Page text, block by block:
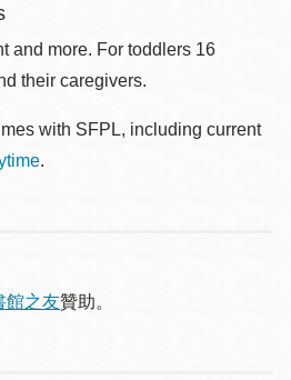
and more. For toddlers 16
their caregivers.
with SFPL, including current
.
館之友贊助。